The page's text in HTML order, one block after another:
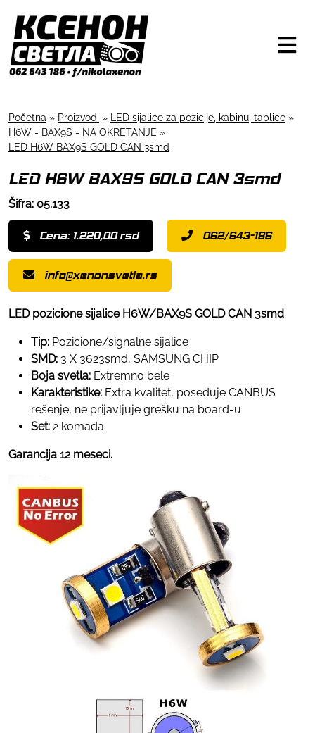
Početna » Proizvodi » LED sijalice za pozicije, kabinu, tablice »
H6W - BAX9S - NA OKRETANJE »
LED H6W BAX9S GOLD CAN 3smd
LED H6W BAX9S GOLD CAN 3smd
Šifra: 05.133
Cena: 1.220,00 rsd 062/643-186
info@xenonsvetla.rs
LED pozicione sijalice H6W/BAX9S GOLD CAN 3smd
Tip: Pozicione/signalne sijalice
SMD: 3 X 3623smd, SAMSUNG CHIP
Boja svetla: Extremno bele
Karakteristike: Extra kvalitet, poseduje CANBUS
rešenje, ne prijavljuje grešku na board-u
Set: 2 komada
Garancija 12 meseci.